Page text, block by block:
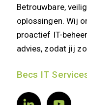
Betrouwbare,
oplossingen. Wij
proactief IT-
advies, zodat jij
Becs IT